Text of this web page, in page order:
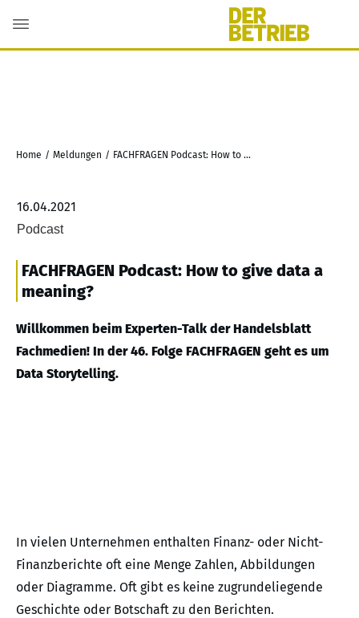
Home / Meldungen / FACHFRAGEN Podcast: How to give data a meaning?
16.04.2021
Podcast
FACHFRAGEN Podcast: How to give data a
meaning?
Willkommen beim Experten-Talk der Handelsblatt
Fachmedien! In der 46. Folge FACHFRAGEN geht es um
Data Storytelling.
In vielen Unternehmen enthalten Finanz- oder Nicht-
Finanzberichte oft eine Menge Zahlen, Abbildungen
oder Diagramme. Oft gibt es keine zugrundeliegende
Geschichte oder Botschaft zu den Berichten.